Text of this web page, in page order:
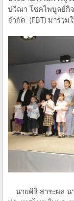
ปวีณา โชคไพบูลย์กิ
จำกัด (FBT) มาร่วม
นายศิริ สาระผล น